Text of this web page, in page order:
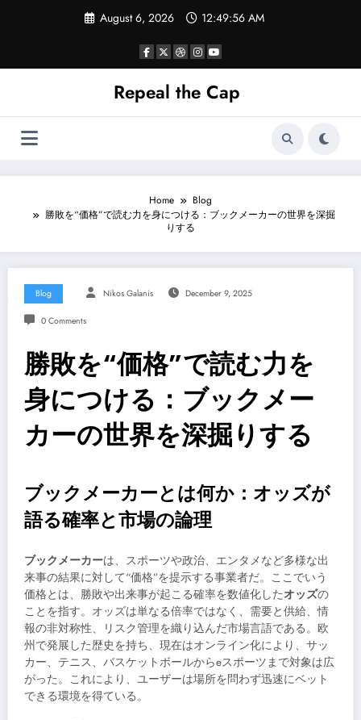
August 6, 2026 12:49:57 AM
Repeal the Cap
Home
Blog
勝敗を“価格”で読む力を身につける：ブックメーカーの世界を深掘
りする
Blog Nikos Galanis December 9, 2025
0 Comments
勝敗を“価格”で読む力を
身につける：ブックメー
カーの世界を深掘りする
ブックメーカーとは何か：オッズが
語る確率と市場の論理
ブックメーカーは、スポーツや政治、エンタメなど多様な出
来事の結果に対して“価格”を提示する事業者だ。ここでいう
価格とは、勝敗や出来事が起こる確率を数値化したオッズの
ことを指す。オッズは単なる倍率ではなく、需要と供給、情
報の非対称性、リスク管理を織り込んだ市場言語である。欧
州で発展した歴史を持ち、現在はオンライン化により、サッ
カー、テニス、バスケットボールからeスポーツまで対象は広
がった。これにより、ユーザーは場所を問わず迅速にベット
できる環境を得ている。